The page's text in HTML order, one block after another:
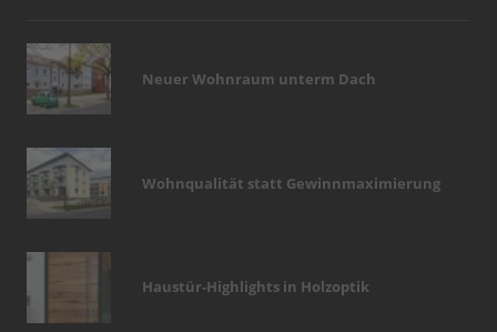
Neuer Wohnraum unterm Dach
Wohnqualität statt Gewinnmaximierung
Haustür-Highlights in Holzoptik